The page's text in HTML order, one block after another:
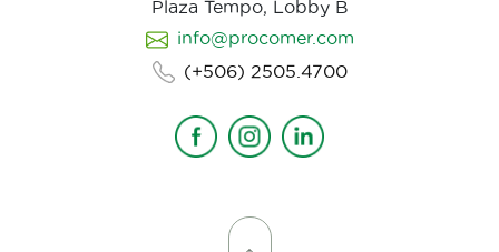
Plaza Tempo, Lobby B
info@procomer.com
(+506) 2505.4700